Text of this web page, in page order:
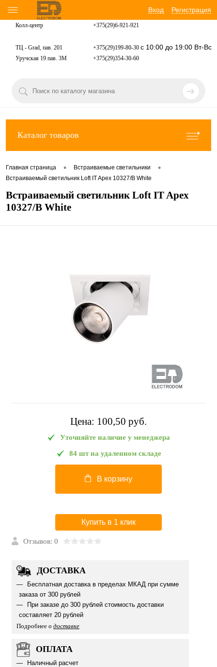
Вход Регистрация
Колл-центр +375(29)6-921-921
ТЦ - Grad, пав. 201 +375(29)199-80-30 с 10:00 до 19:00 Вт-Вс
Уручская 19 пав. 3М +375(29)354-30-60
Каталог товаров
Главная страница • Встраиваемые светильники •
Встраиваемый светильник Loft IT Apex 10327/B White
Встраиваемый светильник Loft IT Apex
10327/B White
Цена: 100,50 pуб.
Уточняйте наличие у менеджера
84 шт на удаленном складе
В корзину
Купить в 1 клик
Отзывов: 0
ДОСТАВКА
Бесплатная доставка в пределах МКАД при сумме
заказа от 300 рублей
При заказе до 300 рублей стоимость доставки
составляет 20 рублей
Подробнее о доставке
ОПЛАТА
Наличный расчет